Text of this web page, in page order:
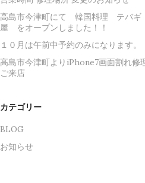
高島市今津町にて 韓国料理 テバギ
屋 をオープンしました！！
１０月は午前中予約のみになります。
高島市今津町よりiPhone7画面割れ修
ご来店
カテゴリー
BLOG
お知らせ